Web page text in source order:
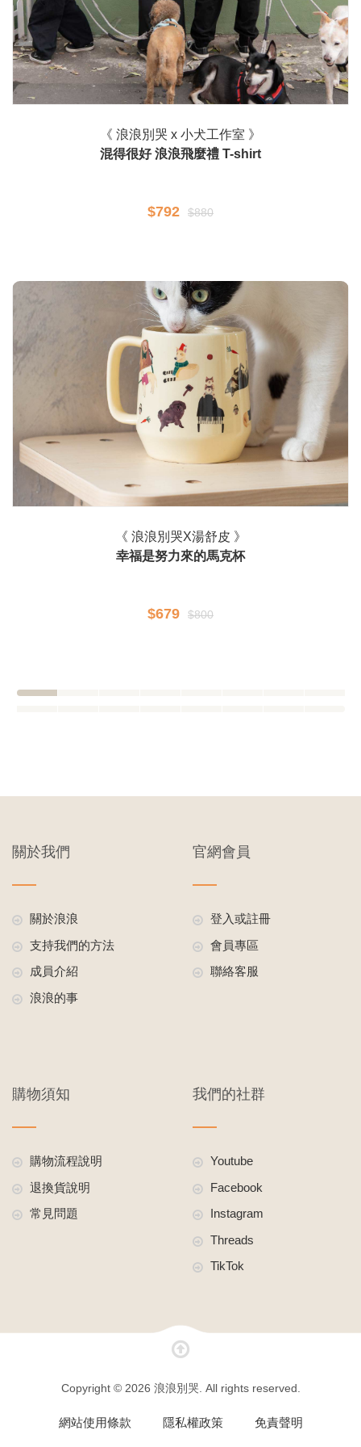
《 浪浪別哭 x 小犬工作室 》
混得很好 浪浪飛麼禮 T-shirt
$792 $880
《 浪浪別哭X湯舒皮 》
幸福是努力來的馬克杯
$679 $800
關於我們
關於浪浪
支持我們的方法
成員介紹
浪浪的事
官網會員
登入或註冊
會員專區
聯絡客服
購物須知
購物流程說明
退換貨說明
常見問題
我們的社群
Youtube
Facebook
Instagram
Threads
TikTok
Copyright © 2026 浪浪別哭. All rights reserved.
網站使用條款 隱私權政策 免責聲明